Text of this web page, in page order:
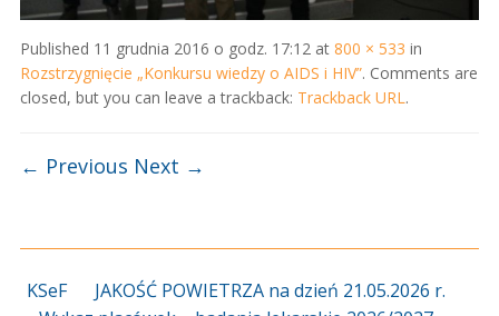
Published 11 grudnia 2016 o godz. 17:12 at 800 × 533 in
Rozstrzygnięcie „Konkursu wiedzy o AIDS i HIV”. Comments are
closed, but you can leave a trackback: Trackback URL .
← Previous Next →
KSeF
JAKOŚĆ POWIETRZA na dzień 21.05.2026 r.